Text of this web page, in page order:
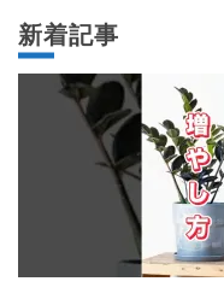
新着記事